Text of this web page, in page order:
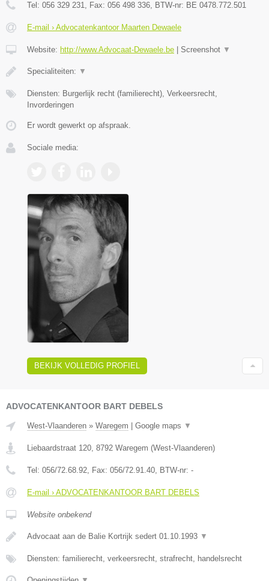
Tel: 056 329 231, Fax: 056 498 336, BTW-nr: BE 0478.772.501
E-mail › Advocatenkantoor Maarten Dewaele
Website: http://www.Advocaat-Dewaele.be Screenshot ▼
Specialiteiten: ▼
Diensten: Burgerlijk recht (familierecht), Verkeersrecht,
Invorderingen
Er wordt gewerkt op afspraak.
Sociale media:
BEKIJK VOLLEDIG PROFIEL
ADVOCATENKANTOOR BART DEBELS
West-Vlaanderen » Waregem Google maps ▼
Liebaardstraat 120, 8792 Waregem (West-Vlaanderen)
Tel: 056/72.68.92, Fax: 056/72.91.40, BTW-nr: -
E-mail › ADVOCATENKANTOOR BART DEBELS
Website onbekend
Advocaat aan de Balie Kortrijk sedert 01.10.1993 ▼
Diensten: familierecht, verkeersrecht, strafrecht, handelsrecht